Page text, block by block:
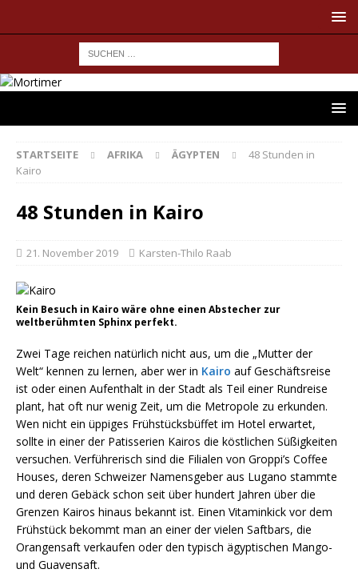
STARTSEITE AFRIKA ÄGYPTEN
48 Stunden in
Kairo
48 Stunden in Kairo
21. November 2019 Karsten-Thilo Raab
Kein Besuch in Kairo wäre ohne einen Abstecher zur
weltberühmten Sphinx perfekt.
Zwei Tage reichen natürlich nicht aus, um die „Mutter der
Welt“ kennen zu lernen, aber wer in Kairo auf Geschäftsreise
ist oder einen Aufenthalt in der Stadt als Teil einer Rundreise
plant, hat oft nur wenig Zeit, um die Metropole zu erkunden.
Wen nicht ein üppiges Frühstücksbüffet im Hotel erwartet,
sollte in einer der Patisserien Kairos die köstlichen Süßigkeiten
versuchen. Verführerisch sind die Filialen von Groppi’s Coffee
Houses, deren Schweizer Namensgeber aus Lugano stammte
und deren Gebäck schon seit über hundert Jahren über die
Grenzen Kairos hinaus bekannt ist. Einen Vitaminkick vor dem
Frühstück bekommt man an einer der vielen Saftbars, die
Orangensaft verkaufen oder den typisch ägyptischen Mango-
und Guavensaft.